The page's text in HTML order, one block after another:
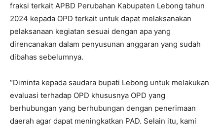
fraksi terkait APBD Perubahan Kabupaten Lebong tahun
2024 kepada OPD terkait untuk dapat melaksanakan
pelaksanaan kegiatan sesuai dengan apa yang
direncanakan dalam penyusunan anggaran yang sudah
dibahas sebelumnya.
“Diminta kepada saudara bupati Lebong untuk melakukan
evaluasi terhadap OPD khususnya OPD yang
berhubungan yang berhubungan dengan penerimaan
daerah agar dapat meningkatkan PAD. Selain itu, kami